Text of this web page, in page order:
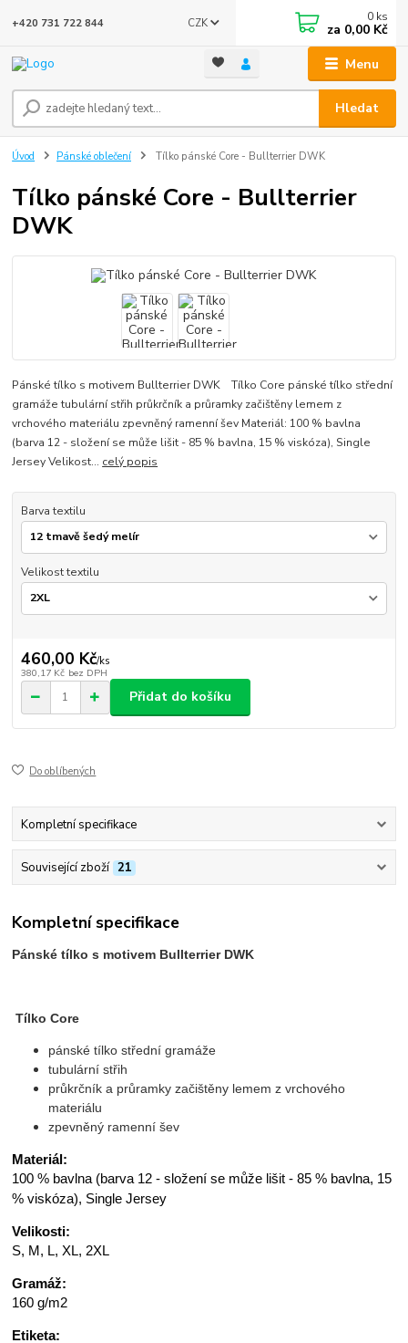
Menu
CZK
Hledat
+420 731 722 844 0 ks
za 0,00 Kč
Úvod Pánské oblečení Tílko pánské Core - Bullterrier DWK
Tílko pánské Core - Bullterrier
DWK
Pánské tílko s motivem Bullterrier DWK Tílko Core pánské tílko střední
gramáže tubulární střih průkrčník a průramky začištěny lemem z
vrchového materiálu zpevněný ramenní šev Materiál: 100 % bavlna
(barva 12 - složení se může lišit - 85 % bavlna, 15 % viskóza), Single
Jersey Velikost... celý popis
Barva textilu
Velikost textilu
460,00 Kč/ks
380,17 Kč bez DPH
Přidat do košíku
Do oblíbených
Kompletní specifikace
Související zboží 21
Kompletní specifikace
Pánské tílko s motivem Bullterrier DWK
Tílko Core
pánské tílko střední gramáže
tubulární střih
průkrčník a průramky začištěny lemem z vrchového
materiálu
zpevněný ramenní šev
Materiál:
100 % bavlna (barva 12 - složení se může lišit - 85 % bavlna, 15
% viskóza), Single Jersey
Velikosti:
S, M, L, XL, 2XL
Gramáž:
160 g/m2
Etiketa: